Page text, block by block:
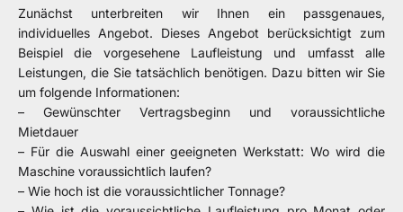
Zunächst unterbreiten wir Ihnen ein passgenaues,
individuelles Angebot. Dieses Angebot berücksichtigt zum
Beispiel die vorgesehene Laufleistung und umfasst alle
Leistungen, die Sie tatsächlich benötigen. Dazu bitten wir Sie
um folgende Informationen:
– Gewünschter Vertragsbeginn und voraussichtliche
Mietdauer
– Für die Auswahl einer geeigneten Werkstatt: Wo wird die
Maschine voraussichtlich laufen?
– Wie hoch ist die voraussichtlicher Tonnage?